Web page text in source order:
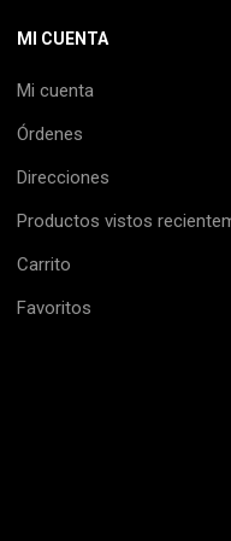
MI CUENTA
Mi cuenta
Órdenes
Direcciones
Productos vistos
Carrito
Favoritos